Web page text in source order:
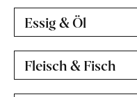
Essig & Öl
Fleisch & Fisch